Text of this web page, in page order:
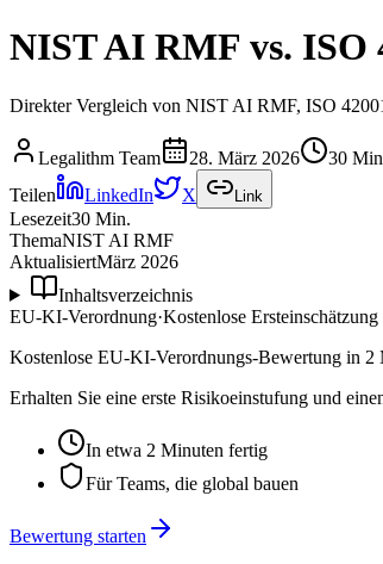
NIST AI RMF vs. ISO
Direkter Vergleich von NIST AI RMF, ISO
Legalithm Team 28. März 2026 30
Teilen
LinkedIn X Link
Lesezeit30 Min.
ThemaNIST AI RMF
AktualisiertMärz 2026
Inhaltsverzeichnis
EU-KI-Verordnung·Kostenlose Ersteinschätzung
Kostenlose EU-KI-Verordnungs-Bewertung in 2
Erhalten Sie eine erste Risikoeinstufung und
In etwa 2 Minuten fertig
Für Teams, die global bauen
Bewertung starten